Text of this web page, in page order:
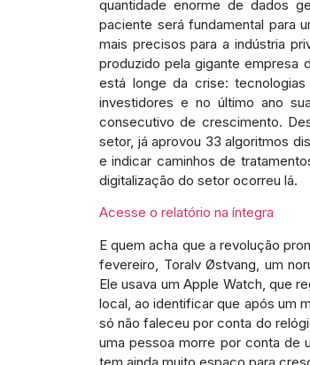
quantidade enorme de dados
paciente será fundamental para
mais precisos para a indústria
produzido pela gigante empresa
está longe da crise:
investidores e no último ano
consecutivo de crescimento.
setor, já aprovou 33 algoritmos
e indicar caminhos de
digitalização do setor ocorreu lá.
Acesse o relatório na íntegra
E quem acha que a revolução
fevereiro, Toralv Østvang, um
Ele usava um Apple Watch, que
local, ao identificar que após um
só não faleceu por conta do
uma pessoa morre por conta de